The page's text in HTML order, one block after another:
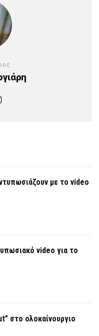
με το video
video για το
στο ολοκαίνουργιο